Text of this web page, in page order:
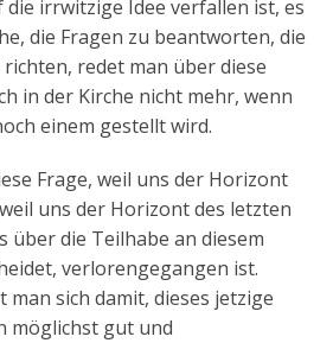
irrwitzige Idee verfallen ist, es
die Fragen zu beantworten, die
redet man über diese
in der Kirche nicht mehr, wenn
einem gestellt wird.
Frage, weil uns der Horizont
uns der Horizont des letzten
über die Teilhabe an diesem
verlorengegangen ist.
sich damit, dieses jetzige
möglichst gut und